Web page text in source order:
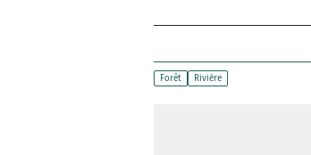
Forêt Rivière